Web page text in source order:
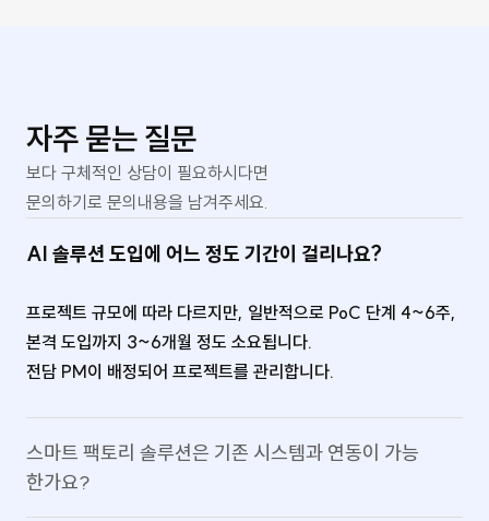
자주 묻는 질문
보다 구체적인 상담이 필요하시다면
문의하기로 문의내용을 남겨주세요.
AI 솔루션 도입에 어느 정도 기간이 걸리나요?
프로젝트 규모에 따라 다르지만, 일반적으로 PoC 단계 4~6주,
본격 도입까지 3~6개월 정도 소요됩니다.
전담 PM이 배정되어 프로젝트를 관리합니다.
스마트 팩토리 솔루션은 기존 시스템과 연동이 가능
한가요?